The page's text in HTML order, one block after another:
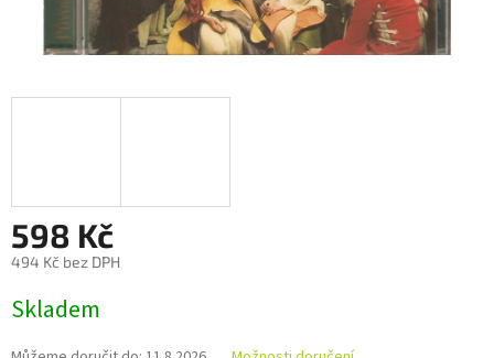
598 Kč
494 Kč bez DPH
cena:
Skladem